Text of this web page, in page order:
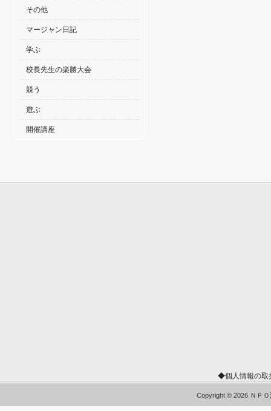
その他
マージャン日記
学ぶ
校長先生の楽勝大会
競う
遊ぶ
開催講座
◆個人情報の
Copyright © 2026 ＮＰ